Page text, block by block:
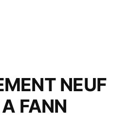
NEUF
FANN